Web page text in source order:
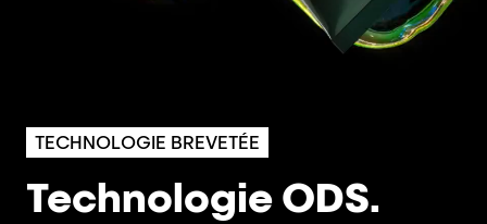
TECHNOLOGIE BREVETÉE
Technologie ODS.